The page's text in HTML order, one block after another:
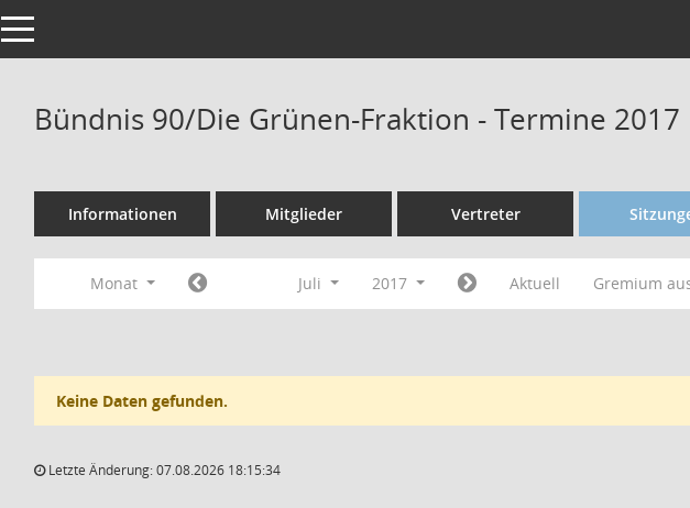
Toggle navigation
Bündnis 90/Die Grünen-Fraktion - Termine 2017
Informationen Mitglieder Vertreter
Monat Juli 2017 Aktuell Gremium
Keine Daten gefunden.
Letzte Änderung: 07.08.2026 18:15:34